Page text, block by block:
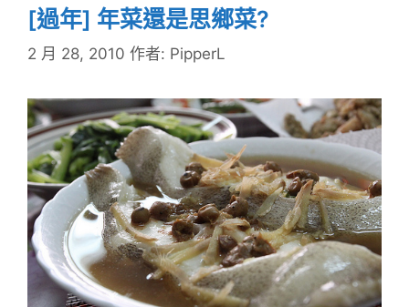
[過年] 年菜還是思鄉菜?
2 月 28, 2010 作者: PipperL